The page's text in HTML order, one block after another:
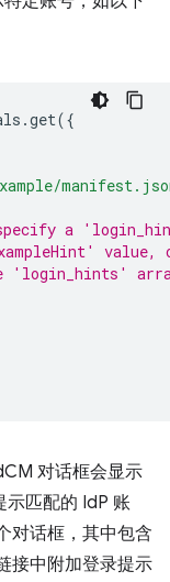
.get({
a
value,
'login_hints'
对话框会显示
示匹配的 IdP 账
对话框，其中包含
接中附加登录提示